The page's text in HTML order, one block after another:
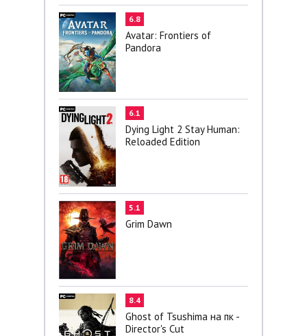
6.8
Avatar: Frontiers of
Pandora
6.1
Dying Light 2 Stay Human:
Reloaded Edition
5.1
Grim Dawn
8.4
Ghost of Tsushima на пк -
Director's Cut